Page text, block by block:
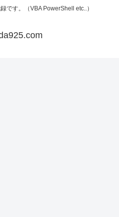
です。（VBA PowerShell etc..）